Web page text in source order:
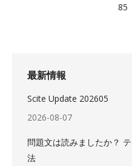
85
最新情報
Scite Update 202605
2026-08-07
問題文は読みましたか？
法